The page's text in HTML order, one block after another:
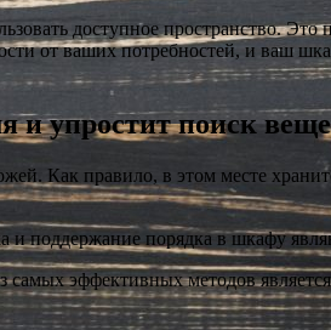
доступное пространство. Это
от ваших потребностей, и ваш
и упростит поиск
Как правило, в этом месте
и поддержание порядка в шкафу
эффективных методов